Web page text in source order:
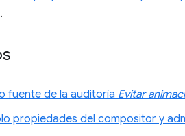
.
fuente de la auditoría Evitar
propiedades del compositor y